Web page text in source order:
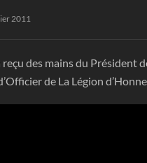
2011
des mains du Président
de La Légion